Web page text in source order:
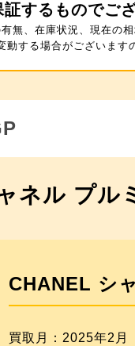
するものでご
無、在庫状況、現在の
動する場合がございます
ネル プル
CHANEL シ
買取月：2025年2月